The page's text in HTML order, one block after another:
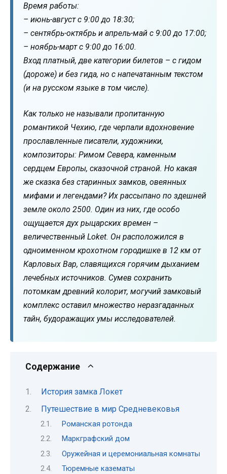
Время работы:
– июнь-август с 9:00 до 18:30;
– сентябрь-октябрь и апрель-май с 9:00 до 17:00;
– ноябрь-март с 9:00 до 16:00.
Вход платный, две категории билетов – с гидом
(дороже) и без гида, но с напечатанным текстом
(и на русском языке в том числе).
Как только не называли пропитанную
романтикой Чехию, где черпали вдохновение
прославленные писатели, художники,
композиторы: Римом Севера, каменным
сердцем Европы, сказочной страной. Но какая
же сказка без старинных замков, овеянных
мифами и легендами? Их рассыпано по здешней
земле около 2500. Один из них, где особо
ощущается дух рыцарских времен –
величественный Loket. Он расположился в
одноименном крохотном городишке в 12 км от
Карловых Вар, славящихся горячим дыханием
лечебных источников. Сумев сохранить
потомкам древний колорит, могучий замковый
комплекс оставил множество неразгаданных
тайн, будоражащих умы исследователей.
Содержание
История замка Локет
Путешествие в мир Средневековья
Романская ротонда
Маркграфский дом
Оружейная и церемониальная комнаты
Тюремные казематы